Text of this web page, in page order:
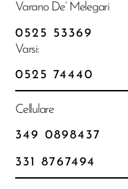
Varano De’ Melegari
0525 53369
Varsi:
0525 74440
Cellulare
349 0898437
331 8767494